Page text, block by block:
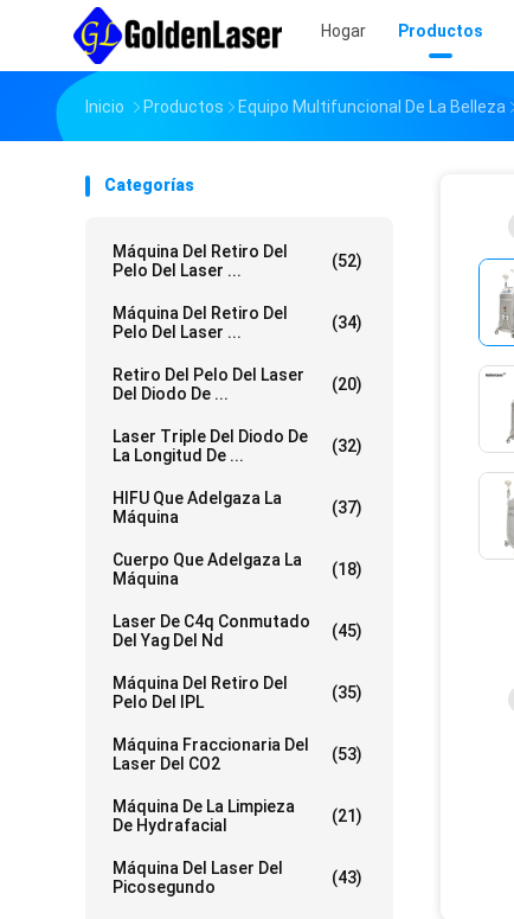
Hogar Productos
Inicio Productos Equipo Multifuncional De La Belleza
Categorías
Máquina Del Retiro Del
Pelo Del Laser ...
(52)
Máquina Del Retiro Del
Pelo Del Laser ...
(34)
Retiro Del Pelo Del Laser
Del Diodo De ...
(20)
Laser Triple Del Diodo De
La Longitud De ...
(32)
HIFU Que Adelgaza La
Máquina
(37)
Cuerpo Que Adelgaza La
Máquina
(18)
Laser De C4q Conmutado
Del Yag Del Nd
(45)
Máquina Del Retiro Del
Pelo Del IPL
(35)
Máquina Fraccionaria Del
Laser Del CO2
(53)
Máquina De La Limpieza
De Hydrafacial
(21)
Máquina Del Laser Del
Picosegundo
(43)